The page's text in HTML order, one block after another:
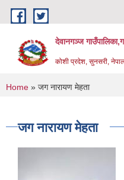
Skip to main content
देवानगञ्ज
कोशी प्रदेश, सुनसरी,
You are here
Home » जग नारायण मेहता
जग नारायण मेहता